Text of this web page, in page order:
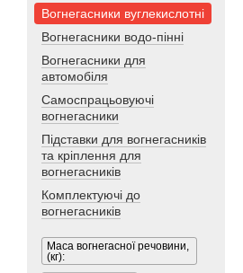
Вогнегасники вуглекислотні
Вогнегасники водо-пінні
Вогнегасники для
автомобіля
Самоспрацьовуючі
вогнегасники
Підставки для вогнегасників
та кріплення для
вогнегасників
Комплектуючі до
вогнегасників
Маса вогнегасної речовини,
(кг):